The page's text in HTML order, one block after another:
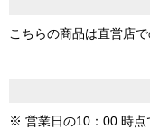
こちらの商品は直営店
※ 営業日の10：00 時点